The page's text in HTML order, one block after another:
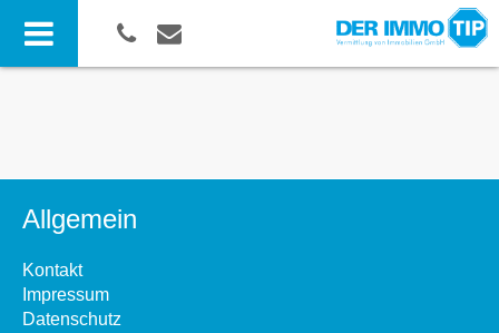
Allgemein
Kontakt
Impressum
Datenschutz